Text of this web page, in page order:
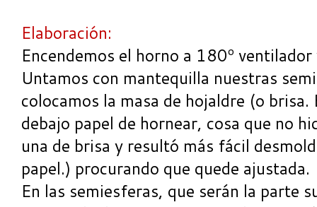
Elaboración:
Encendemos el horno a 180º
Untamos con mantequilla nuestras
colocamos la masa de hojaldre (o brisa.
debajo papel de hornear, cosa que no
una de brisa y resultó más fácil
papel.) procurando que quede ajustada.
En las semiesferas, que serán la parte